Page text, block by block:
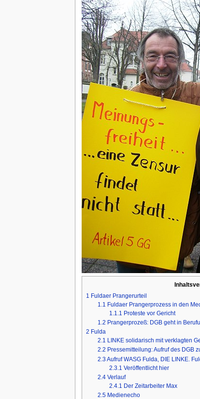
1 Fuldaer Prangerurteil
1.1 Fuldaer Prangerprozess in den
1.1.1 Proteste vor Gericht
1.2 Prangerprozeß: DGB geht in
2 Fulda
2.1 LINKE solidarisch mit verklagten
2.2 Pressemitteilung: Aufruf des DGB
2.3Aufruf WASG Fulda, DIE LINKE.
2.3.1 Veröffentlicht hier
2.4 Verlauf
2.4.1 Der Zeitarbeiter Max
2.5 Medienecho